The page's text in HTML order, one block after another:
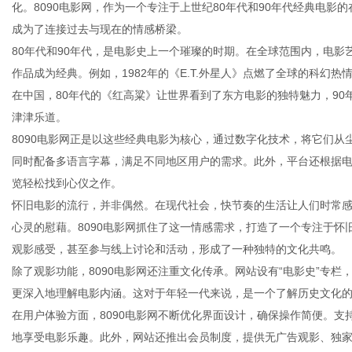
化。8090电影网，作为一个专注于上世纪80年代和90年代经典电影
成为了连接过去与现在的情感桥梁。
80年代和90年代，是电影史上一个璀璨的时期。在全球范围内，电
作品成为经典。例如，1982年的《E.T.外星人》点燃了全球的科幻热
在中国，80年代的《红高粱》让世界看到了东方电影的独特魅力，
津津乐道。
8090电影网正是以这些经典电影为核心，通过数字化技术，将它们
同时配备多语言字幕，满足不同地区用户的需求。此外，平台还根据
览轻松找到心仪之作。
怀旧电影的流行，并非偶然。在现代社会，快节奏的生活让人们时常
心灵的慰藉。8090电影网抓住了这一情感需求，打造了一个专注于
观影感受，甚至参与线上讨论和活动，形成了一种独特的文化共鸣。
除了观影功能，8090电影网还注重文化传承。网站设有“电影史”专
更深入地理解电影内涵。这对于年轻一代来说，是一个了解历史文化
在用户体验方面，8090电影网不断优化界面设计，确保操作简便。
地享受电影乐趣。此外，网站还推出会员制度，提供无广告观影、独